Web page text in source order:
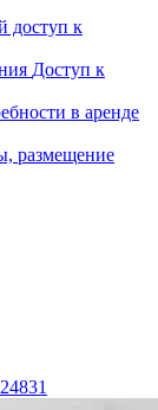
доступ к
Доступ к
в аренде
размещение